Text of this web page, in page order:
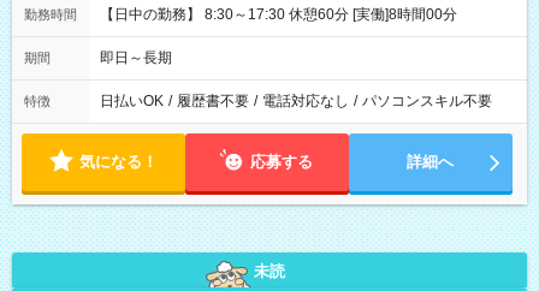
勤務時間 【日中の勤務】 8:30～17:30 休憩60分 [実働]8時間00分
期間 即日～長期
特徴 日払いOK / 履歴書不要 / 電話対応なし / パソコンスキル不要
気になる！ 応募する 詳細へ
未読